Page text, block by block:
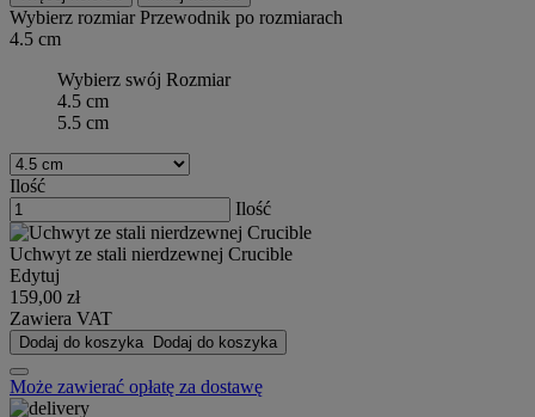
Wybierz rozmiarPrzewodnik po rozmiarach
4.5 cm
Wybierz swój Rozmiar
4.5 cm
5.5 cm
Ilość
Ilość
Uchwyt ze stali nierdzewnej Crucible
Edytuj
159,00 zł
Zawiera VAT
Dodaj do koszyka Dodaj do koszyka
Może zawierać opłatę za dostawę